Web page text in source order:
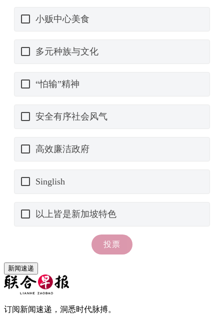
新闻速递
订阅新闻速递，洞悉时代脉搏。